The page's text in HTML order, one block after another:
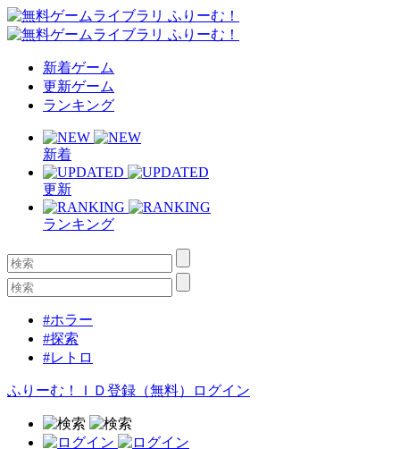
新着ゲーム
更新ゲーム
ランキング
新着
更新
ランキング
#ホラー
#探索
#レトロ
ふりーむ！ＩＤ登録（無料） ログイン